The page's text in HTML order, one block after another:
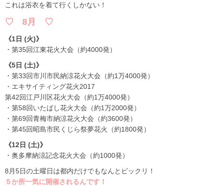
これは浴衣を着て行くしかない！
♡ 8月 ♡
《1日 (火)》
・第35回江東花火大会（約4000発）
《5日 (土)》
・第33回市川市民納涼花火大会（約1万4000発）
・エキサイティング花火2017
第42回江戸川区花火大会（約1万4000発）
・第58回いたばし花火大会（約1万2000発）
・第69回青梅市納涼花火大会（約3600発）
・第45回昭島市民くじら祭夢花火（約1800発）
《12日 (土)》
・奥多摩納涼記念花火大会（約1000発）
8月5日の土曜日は都内だけでもなんとビックリ！
５か所一気に開催されるんです！